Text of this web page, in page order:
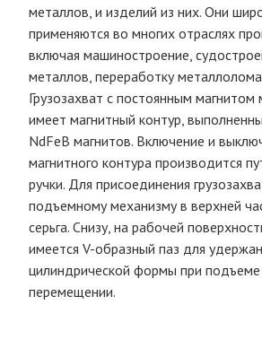
металлов, и изделий из них. Они
применяются во многих отраслях
включая машиностроение,
металлов, переработку
Грузозахват с постоянным
имеет магнитный контур,
NdFeB магнитов. Включение и
магнитного контура производится
ручки. Для присоединения
подъемному механизму в верхней
серьга. Снизу, на рабочей
имеется V-образный паз для
цилиндрической формы при подъеме
перемещении.